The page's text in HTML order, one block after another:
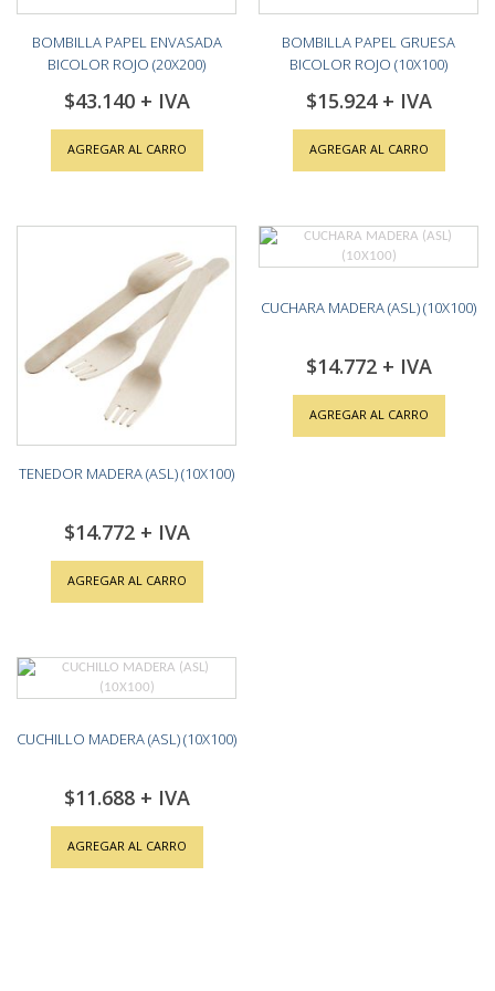
BOMBILLA PAPEL ENVASADA
BICOLOR ROJO (20X200)
$43.140
AGREGAR AL CARRO
BOMBILLA PAPEL GRUESA
BICOLOR ROJO (10X100)
$15.924
AGREGAR AL CARRO
TENEDOR MADERA (ASL) (10X100)
$14.772
AGREGAR AL CARRO
CUCHARA MADERA (ASL) (10X100)
$14.772
AGREGAR AL CARRO
CUCHILLO MADERA (ASL) (10X100)
$11.688
AGREGAR AL CARRO